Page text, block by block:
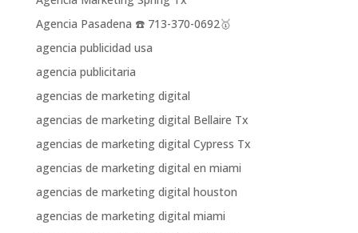
Agencia Pasadena ☎️ 713-370-0692🥇
agencia publicidad usa
agencia publicitaria
agencias de marketing digital
agencias de marketing digital Bellaire Tx
agencias de marketing digital Cypress Tx
agencias de marketing digital en miami
agencias de marketing digital houston
agencias de marketing digital miami